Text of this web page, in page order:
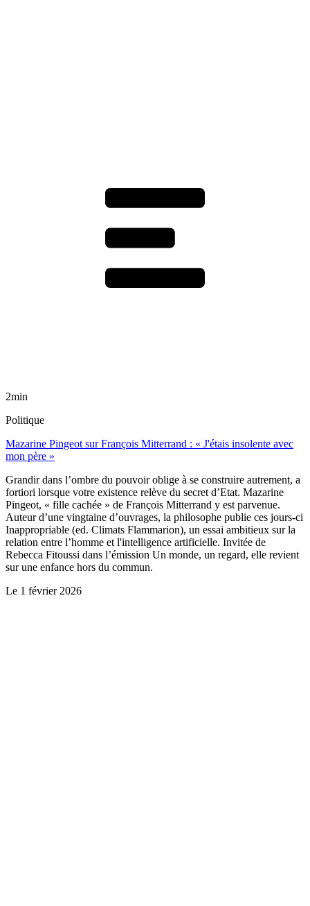
2min
Politique
Mazarine Pingeot sur François Mitterrand : « J'étais insolente avec
mon père »
Grandir dans l’ombre du pouvoir oblige à se construire autrement, a
fortiori lorsque votre existence relève du secret d’Etat. Mazarine
Pingeot, « fille cachée » de François Mitterrand y est parvenue.
Auteur d’une vingtaine d’ouvrages, la philosophe publie ces jours-ci
Inappropriable (ed. Climats Flammarion), un essai ambitieux sur la
relation entre l’homme et l'intelligence artificielle. Invitée de
Rebecca Fitoussi dans l’émission Un monde, un regard, elle revient
sur une enfance hors du commun.
Le 1 février 2026